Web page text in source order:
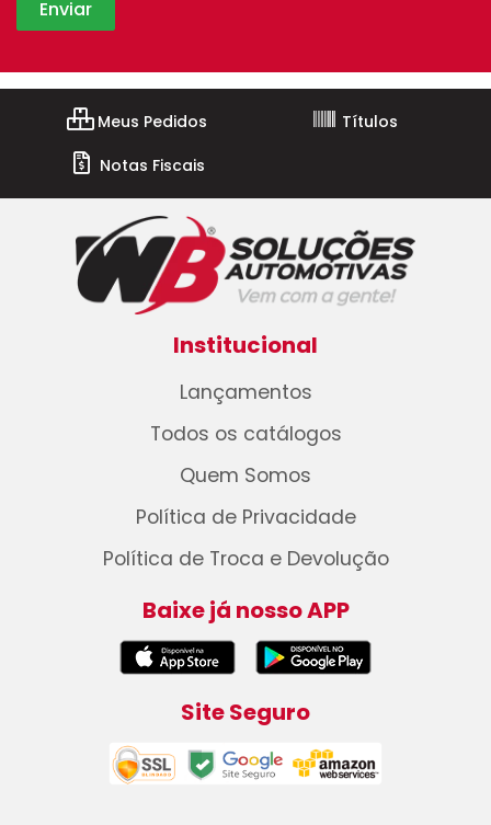
Meus Pedidos
Títulos
Notas Fiscais
Institucional
Lançamentos
Todos os catálogos
Quem Somos
Política de Privacidade
Política de Troca e Devolução
Baixe já nosso APP
Site Seguro